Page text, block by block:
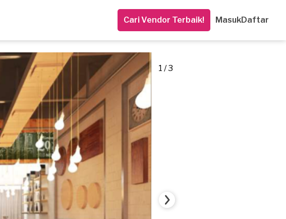
Cari Vendor Terbaik! MasukDaftar
1 / 3